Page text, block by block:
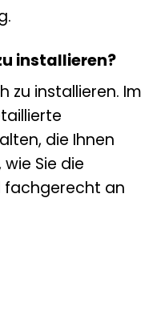
installieren?
zu installieren. Im
die Ihnen
Sie die
fachgerecht an